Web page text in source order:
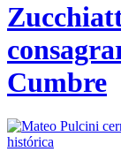
Cumbre